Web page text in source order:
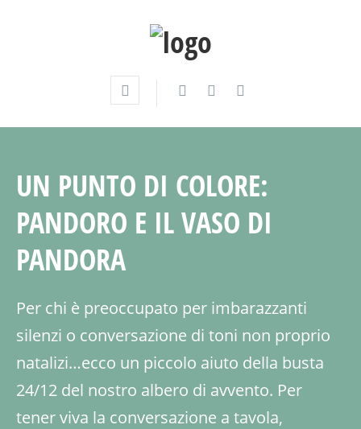
UN PUNTO DI COLORE:
PANDORO E IL VASO DI
PANDORA
Per chi è preoccupato per imbarazzanti
silenzi o conversazione di toni non proprio
natalizi…ecco un piccolo aiuto della busta
24/12 del nostro albero di avvento. Per
tener viva la conversazione a tavola,